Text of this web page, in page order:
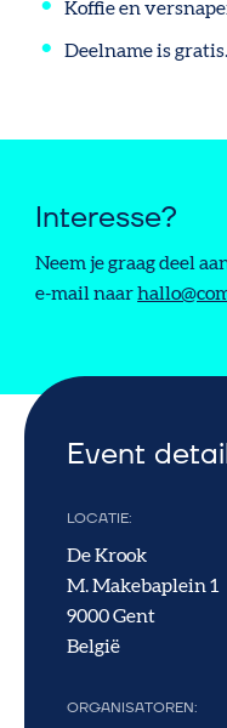
Koffie en
Deelname is gratis.
Interesse?
Neem je graag deel
e-mail naar
Event
LOCATIE
De Krook
M. Makebaplein 1
9000 Gent
België
ORGANISATOREN